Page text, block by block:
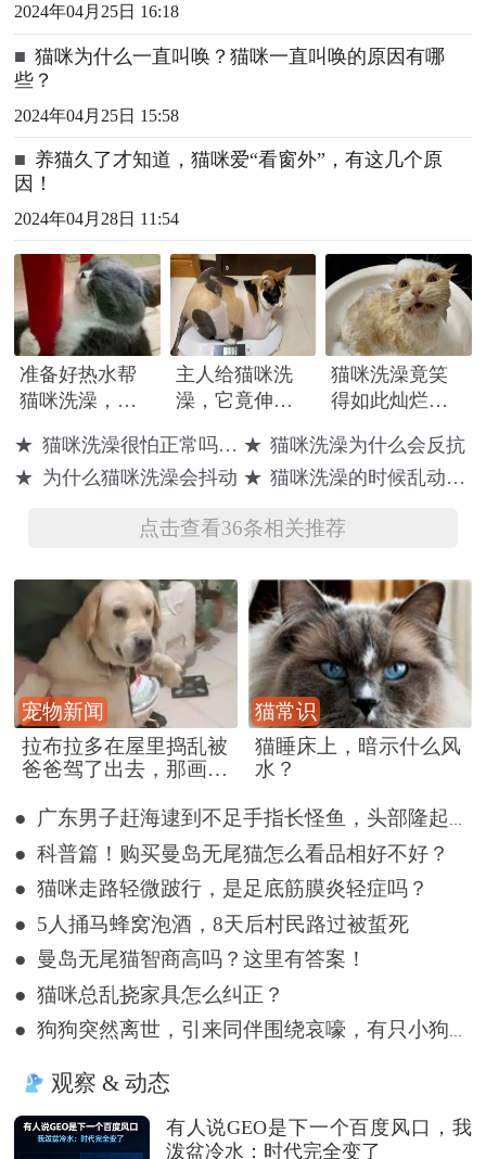
2024年04月25日 16:18
■ 猫咪为什么一直叫唤？猫咪一直叫唤的原因有哪
些？
2024年04月25日 15:58
■ 养猫久了才知道，猫咪爱“看窗外”，有这几个原
因！
2024年04月28日 11:54
准备好热水帮
猫咪洗澡，来
了谁家猫像你
一样
主人给猫咪洗
澡，它竟伸爪
怒视：都说了
先不要
猫咪洗澡竟笑
得如此灿烂，
是“遗传”惹的
祸！
★ 猫咪洗澡很怕正常吗为什么这样 ★ 猫咪洗澡为什么会反抗
★ 为什么猫咪洗澡会抖动 ★ 猫咪洗澡的时候乱动是什么原因
点击查看36条相关推荐
宠物新闻
拉布拉多在屋里捣乱被
爸爸驾了出去，那画面
猫常识
猫睡床上，暗示什么风
水？
● 广东男子赶海逮到不足手指长怪鱼，头部隆起像奥特曼
● 科普篇！购买曼岛无尾猫怎么看品相好不好？
● 猫咪走路轻微跛行，是足底筋膜炎轻症吗？
● 5人捅马蜂窝泡酒，8天后村民路过被蜇死
● 曼岛无尾猫智商高吗？这里有答案！
● 猫咪总乱挠家具怎么纠正？
● 狗狗突然离世，引来同伴围绕哀嚎，有只小狗尿都没撒完就来了
观察 & 动态
有人说GEO是下一个百度风口，我
泼盆冷水：时代完全变了